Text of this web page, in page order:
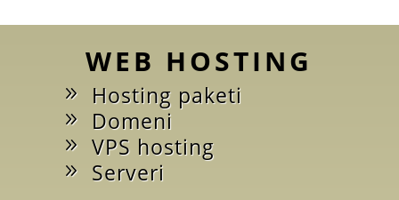
WEB HOSTING
Hosting paketi
Domeni
VPS hosting
Serveri